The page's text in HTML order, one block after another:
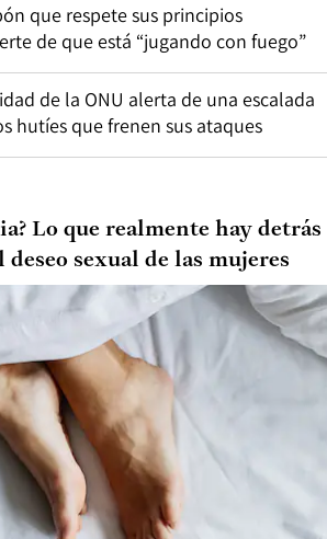
que respete sus principios
de que está “jugando con fuego”
de la ONU alerta de una escalada
hutíes que frenen sus ataques
Lo que realmente hay detrás
sexual de las mujeres